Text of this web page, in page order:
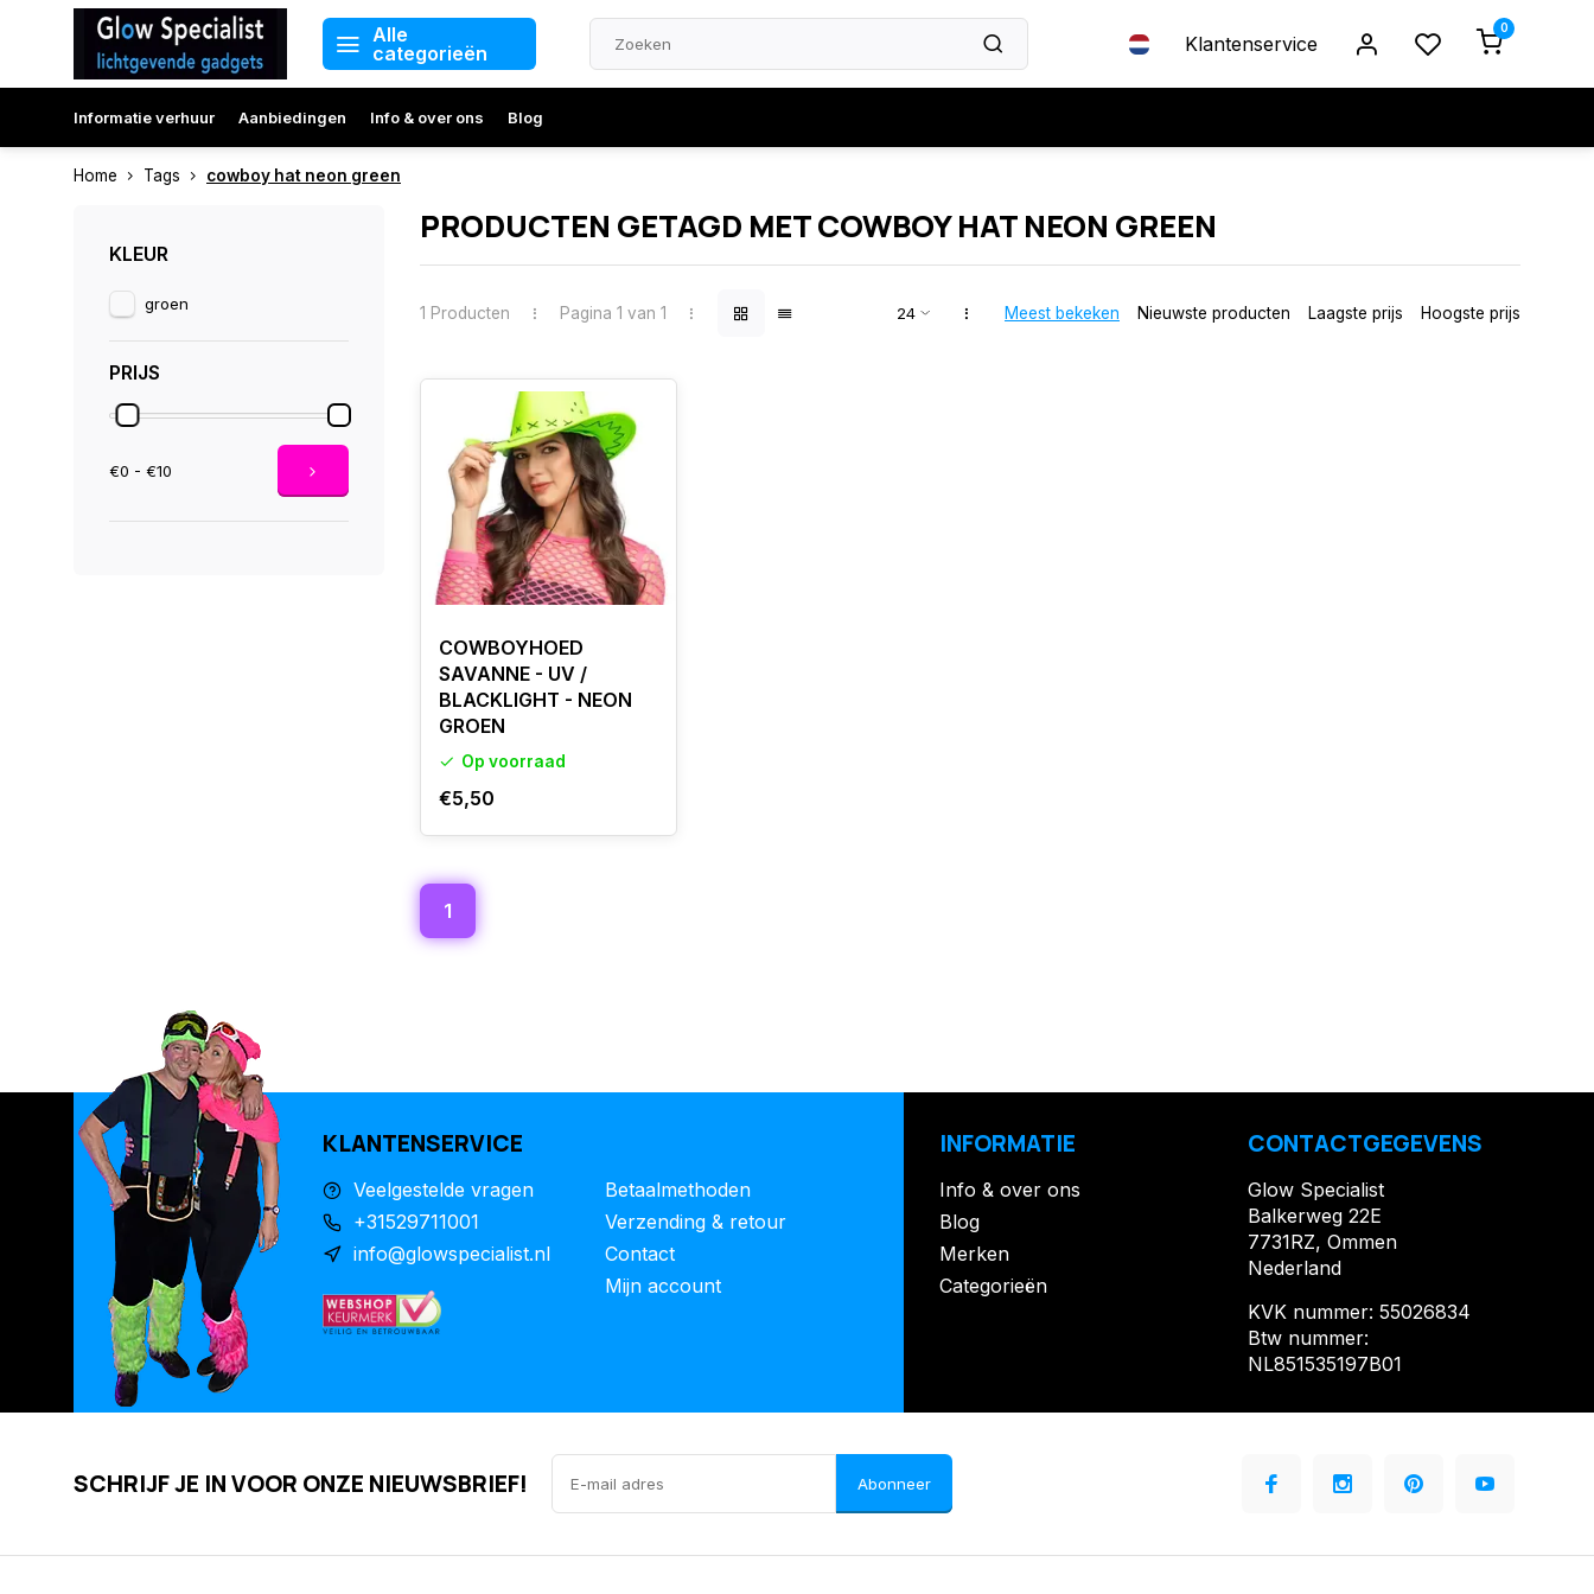
Alle
categorieën
Klantenservice
0
Informatie verhuur Aanbiedingen Info & over ons Blog
Home Tags cowboy hat neon green
KLEUR
groen
PRIJS
€0 - €10
PRODUCTEN GETAGD MET COWBOY HAT NEON GREEN
1 Producten Pagina 1 van 1 Meest bekeken Nieuwste producten Laagste prijs Hoogste prijs
COWBOYHOED
SAVANNE - UV /
BLACKLIGHT - NEON
GROEN
Op voorraad
€5,50
1
KLANTENSERVICE
Veelgestelde vragen
+31529711001
info@glowspecialist.nl
Betaalmethoden
Verzending & retour
Contact
Mijn account
INFORMATIE
Info & over ons
Blog
Merken
Categorieën
CONTACTGEGEVENS
Glow Specialist
Balkerweg 22E
7731RZ, Ommen
Nederland
KVK nummer: 55026834
Btw nummer:
NL851535197B01
SCHRIJF JE IN VOOR ONZE NIEUWSBRIEF! Abonneer